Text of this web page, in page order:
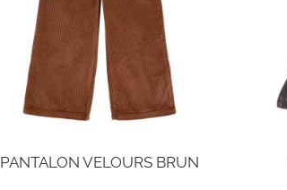
PANTALON VELOURS BRUN